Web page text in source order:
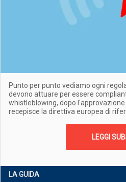
Punto per punto vediamo ogni
devono attuare per essere
whistleblowing, dopo
recepisce la direttiva europea di
LEGGI
LA GUIDA